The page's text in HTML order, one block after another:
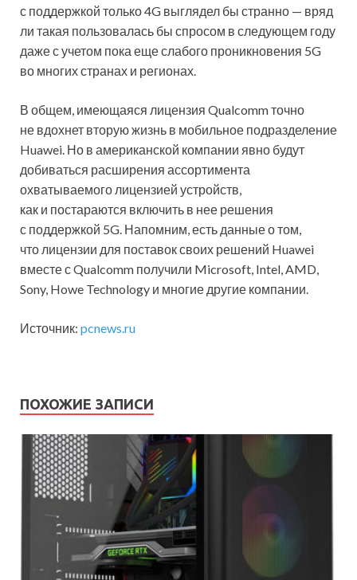
с поддержкой только 4G выглядел бы странно — вряд
ли такая пользовалась бы спросом в следующем году
даже с учетом пока еще слабого проникновения 5G
во многих странах и регионах.
В общем, имеющаяся лицензия Qualcomm точно
не вдохнет вторую жизнь в мобильное подразделение
Huawei. Но в американской компании явно будут
добиваться расширения ассортимента
охватываемого лицензией устройств,
как и постараются включить в нее решения
с поддержкой 5G. Напомним, есть данные о том,
что лицензии для поставок своих решений Huawei
вместе с Qualcomm получили Microsoft, Intel, AMD,
Sony, Howe Technology и многие другие компании.
Источник: pcnews.ru
ПОХОЖИЕ ЗАПИСИ